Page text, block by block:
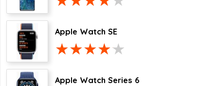
Apple Watch SE
Apple Watch Series 6